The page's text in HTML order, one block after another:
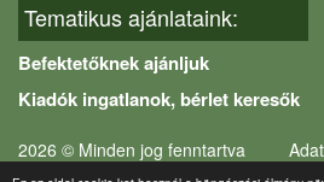
Tematikus ajánlataink:
Befektetőknek ajánljuk
Kiadók ingatlanok, bérlet keresők
2026 © Minden jog fenntartva